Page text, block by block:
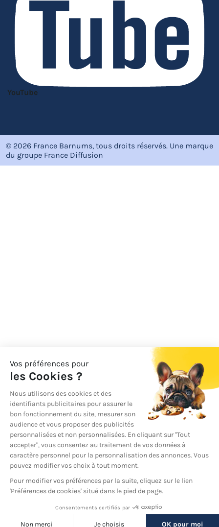
YouTube
© 2026 France Barnums, tous droits réservés. Une marque
du groupe France Diffusion